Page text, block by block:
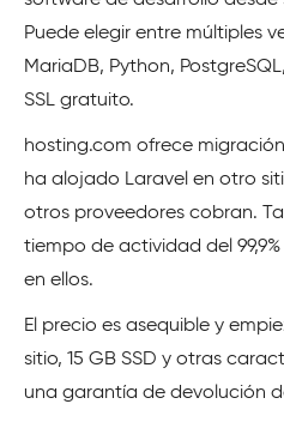
Puede elegir entre múltiples
MariaDB, Python,
SSL gratuito.
hosting.com ofrece
ha alojado Laravel en otro
otros proveedores cobran.
tiempo de actividad del
en ellos.
El precio es asequible y
sitio, 15 GB SSD y otras
una garantía de devolución